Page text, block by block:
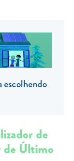
escolhendo
de
de Último